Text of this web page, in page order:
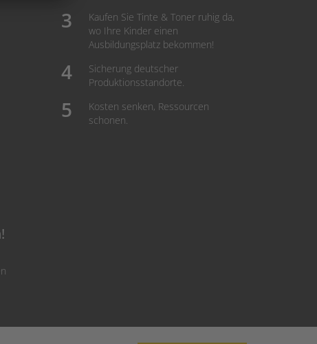
Kaufen Sie Tinte & Toner ruhig da,
wo Ihre Kinder einen
Ausbildungsplatz bekommen!
Sicherung deutscher
Produktionsstandorte.
Kosten senken, Ressourcen
schonen.